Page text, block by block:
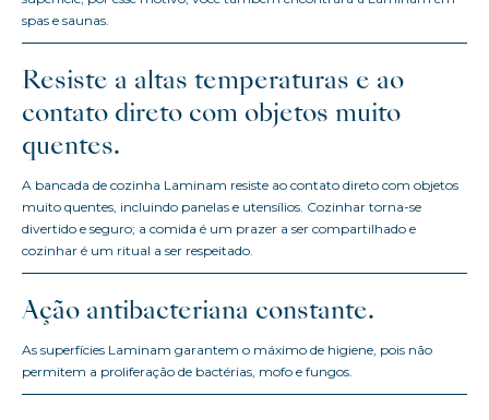
spas e saunas.
Resiste a altas temperaturas e ao
contato direto com objetos muito
quentes.
A bancada de cozinha Laminam resiste ao contato direto com objetos
muito quentes, incluindo panelas e utensílios. Cozinhar torna-se
divertido e seguro; a comida é um prazer a ser compartilhado e
cozinhar é um ritual a ser respeitado.
Ação antibacteriana constante.
As superfícies Laminam garantem o máximo de higiene, pois não
permitem a proliferação de bactérias, mofo e fungos.